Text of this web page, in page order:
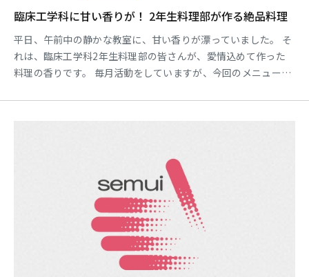
臨床工学科に甘い香りが！ 2年生料理部が作る絶品料理
平日、午前中の静かな教室に、甘い香りが漂っていました。 そ
れは、臨床工学科2年生料理部の皆さんが、愛情込めて作った
料理の香りです。 毎月活動をしていますが、今回のメニュー
豊か。 普段は勉強に励む学生たちが、楽しそうに料理を作る姿